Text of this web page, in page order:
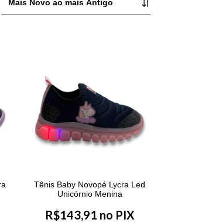
Tênis Baby Novopé Lycra Led
Unicórnio Menina
R$143,91 no PIX